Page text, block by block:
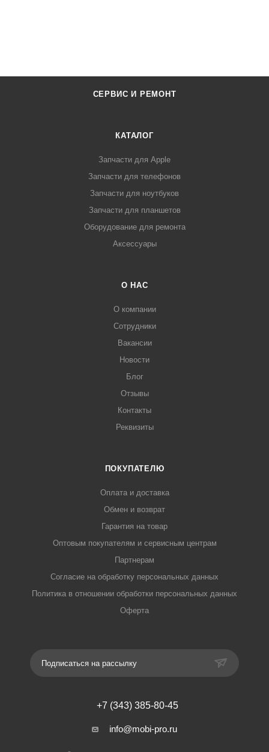
СЕРВИС И РЕМОНТ
КАТАЛОГ
Запчасти для Apple
Запчасти для телефонов
Запчасти для ноутбуков
Запчасти для планшетов
Оборудование для ремонта
Аксессуары
О НАС
О компании
Сотрудники
Вакансии
Новости
Блог
Отзывы
Контакты
Реквизиты
ПОКУПАТЕЛЮ
Оплата и доставка
Обмен и возврат
Гарантия на товар
Оптовым покупателям и сервисным центрам
Партнерам
Согласие на обработку персональных данных
Политика в отношении обработки персональных данных
Оферта
Подписаться на рассылку
+7 (343) 385-80-45
info@mobi-pro.ru